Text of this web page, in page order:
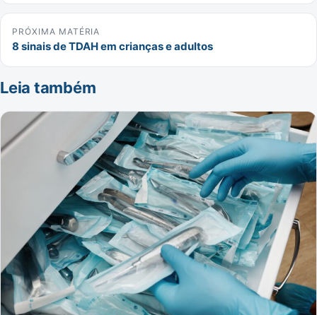
PRÓXIMA MATÉRIA
8 sinais de TDAH em crianças e adultos
Leia também